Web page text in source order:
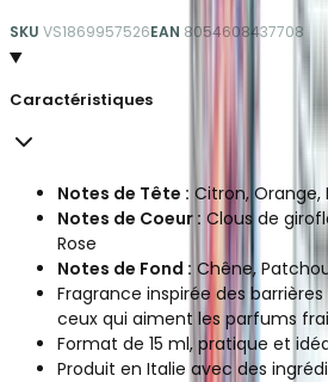
SKU VS1869957526EAN 8054608437708
Caractéristiques
Notes de Tête : Citron, Orange,
Notes de Coeur : Clous de
Rose
Notes de Fond : Chêne,
Fragrance inspirée des
ceux qui aiment les parfums
Format de 15 ml, pratique et
Produit en Italie avec des